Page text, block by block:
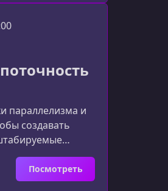
продуктивность
кого подходит
для тех,
параллелизма и
создавать
вам понять, как
задачи и
Посмотреть